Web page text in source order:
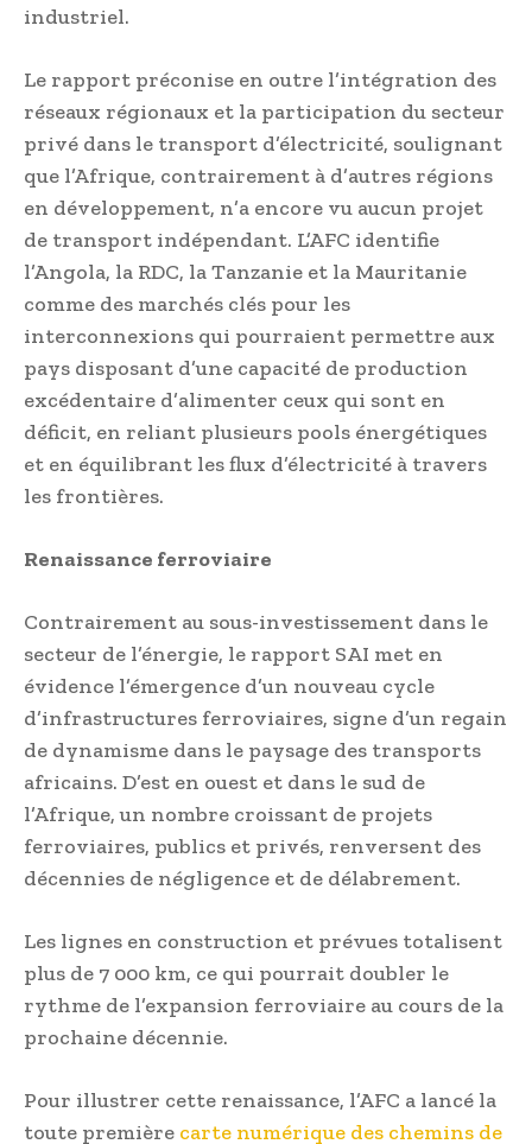
industriel.
Le rapport préconise en outre l’intégration des
réseaux régionaux et la participation du secteur
privé dans le transport d’électricité, soulignant
que l’Afrique, contrairement à d’autres régions
en développement, n’a encore vu aucun projet
de transport indépendant. L’AFC identifie
l’Angola, la RDC, la Tanzanie et la Mauritanie
comme des marchés clés pour les
interconnexions qui pourraient permettre aux
pays disposant d’une capacité de production
excédentaire d’alimenter ceux qui sont en
déficit, en reliant plusieurs pools énergétiques
et en équilibrant les flux d’électricité à travers
les frontières.
Renaissance ferroviaire
Contrairement au sous-investissement dans le
secteur de l’énergie, le rapport SAI met en
évidence l’émergence d’un nouveau cycle
d’infrastructures ferroviaires, signe d’un regain
de dynamisme dans le paysage des transports
africains. D’est en ouest et dans le sud de
l’Afrique, un nombre croissant de projets
ferroviaires, publics et privés, renversent des
décennies de négligence et de délabrement.
Les lignes en construction et prévues totalisent
plus de 7 000 km, ce qui pourrait doubler le
rythme de l’expansion ferroviaire au cours de la
prochaine décennie.
Pour illustrer cette renaissance, l’AFC a lancé la
toute première carte numérique des chemins de